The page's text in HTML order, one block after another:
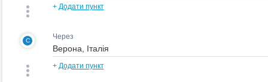
+ Додати пункт
C Через
+ Додати пункт